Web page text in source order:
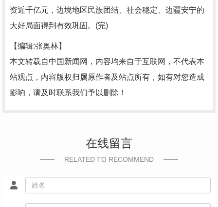
资近千亿元，边境地区民族团结、社会稳定、边疆安宁的
大好局面得到有效巩固。(完)
【编辑:张奥林】
本文转载自中国新闻网，内容均来自于互联网，不代表本
站观点，内容版权归属原作者及站点所有，如有对您造成
影响，请及时联系我们予以删除！
在线留言
RELATED TO RECOMMEND